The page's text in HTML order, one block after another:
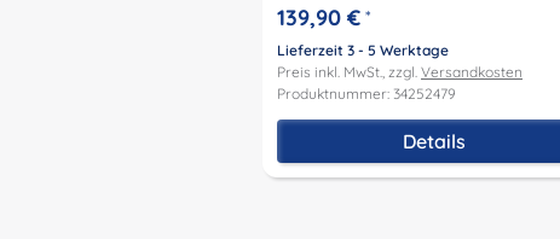
139,90 € *
Lieferzeit 3 - 5 Werktage
Preis inkl. MwSt., zzgl. Versandkosten
Produktnummer: 34252479
Details